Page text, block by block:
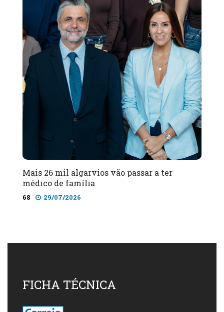
Mais 26 mil algarvios vão passar a ter
médico de família
68 29/07/2026
FICHA TÉCNICA